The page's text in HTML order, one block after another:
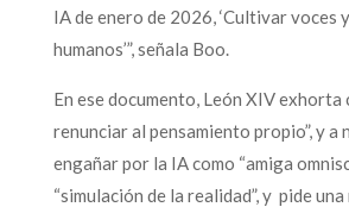
IA de enero de 2026, ‘Cultivar voces
humanos’”, señala Boo.
En ese documento, León XIV exhorta
renunciar al pensamiento propio”, y a
engañar por la IA como “amiga
“simulación de la realidad”, y pide